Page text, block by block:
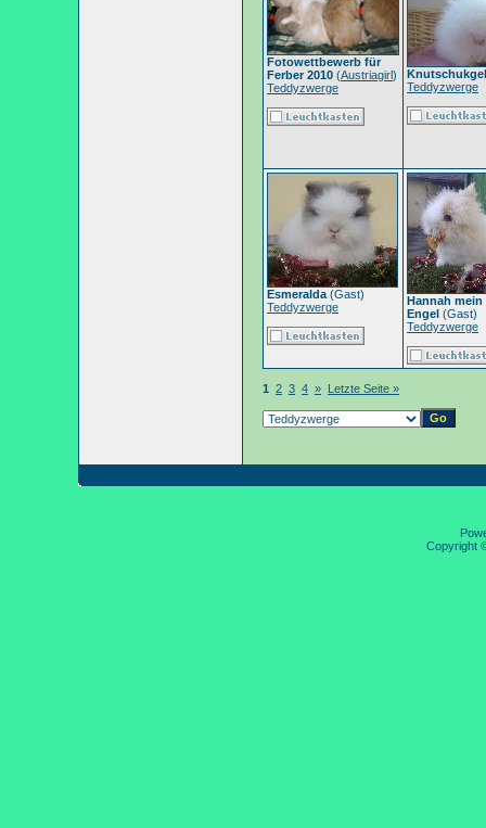
Fotowettbewerb für
Ferber 2010 (Austriagirl)
Teddyzwerge
Knutschukgel
Teddyzwerge
Esmeralda (Gast)
Teddyzwerge
Hannah mein
Engel (Gast)
Teddyzwerge
1 2 3 4 » Letzte Seite »
Copyright